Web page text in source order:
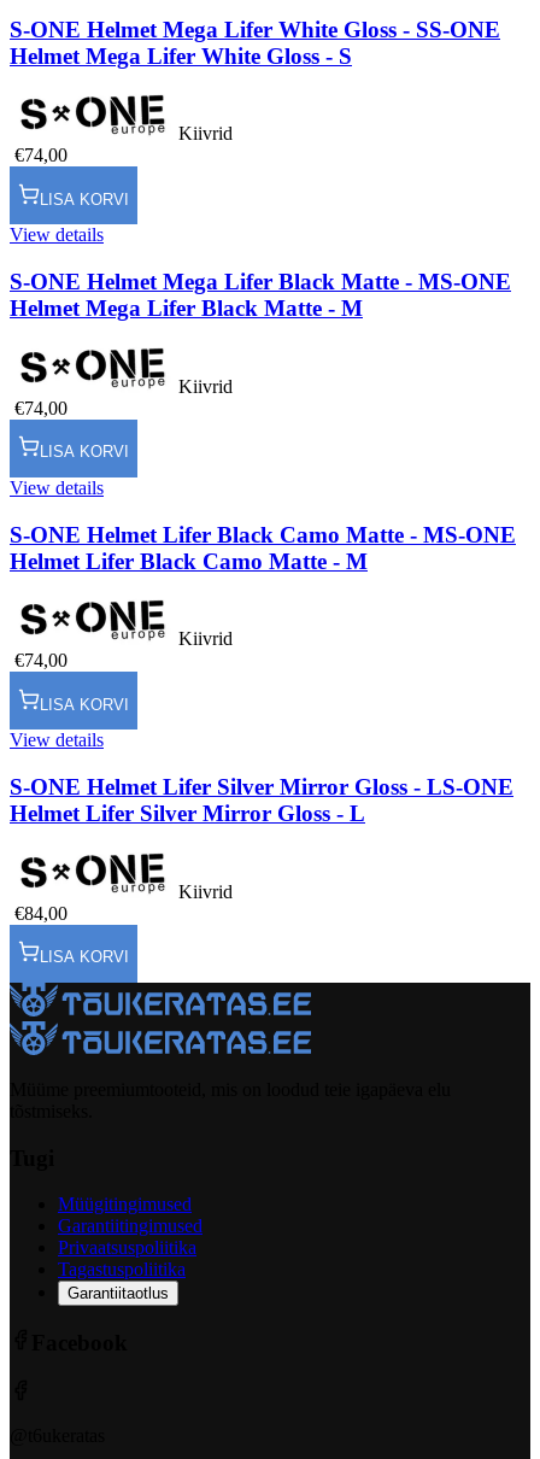
S-ONE Helmet Mega Lifer White Gloss - SS-ONE
Helmet Mega Lifer White Gloss - S
Kiivrid
€74,00
LISA KORVI
View details
S-ONE Helmet Mega Lifer Black Matte - MS-ONE
Helmet Mega Lifer Black Matte - M
Kiivrid
€74,00
LISA KORVI
View details
S-ONE Helmet Lifer Black Camo Matte - MS-ONE
Helmet Lifer Black Camo Matte - M
Kiivrid
€74,00
LISA KORVI
View details
S-ONE Helmet Lifer Silver Mirror Gloss - LS-ONE
Helmet Lifer Silver Mirror Gloss - L
Kiivrid
€84,00
LISA KORVI
Müügitingimused
Garantiitingimused
Privaatsuspoliitika
Tagastuspoliitika
Garantiitaotlus